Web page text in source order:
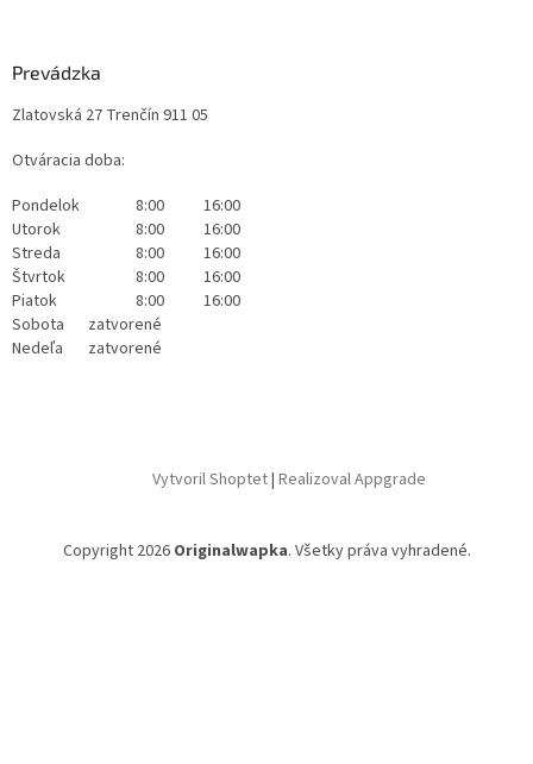
Prevádzka
Zlatovská 27 Trenčín 911 05
Otváracia doba:
Pondelok
8:00
16:00
Utorok
8:00
16:00
Streda
8:00
16:00
Štvrtok
8:00
16:00
Piatok
8:00
16:00
Sobota
zatvorené
Nedeľa
zatvorené
Vytvoril Shoptet| Realizoval Appgrade
Copyright 2026 Originalwapka. Všetky práva vyhradené.